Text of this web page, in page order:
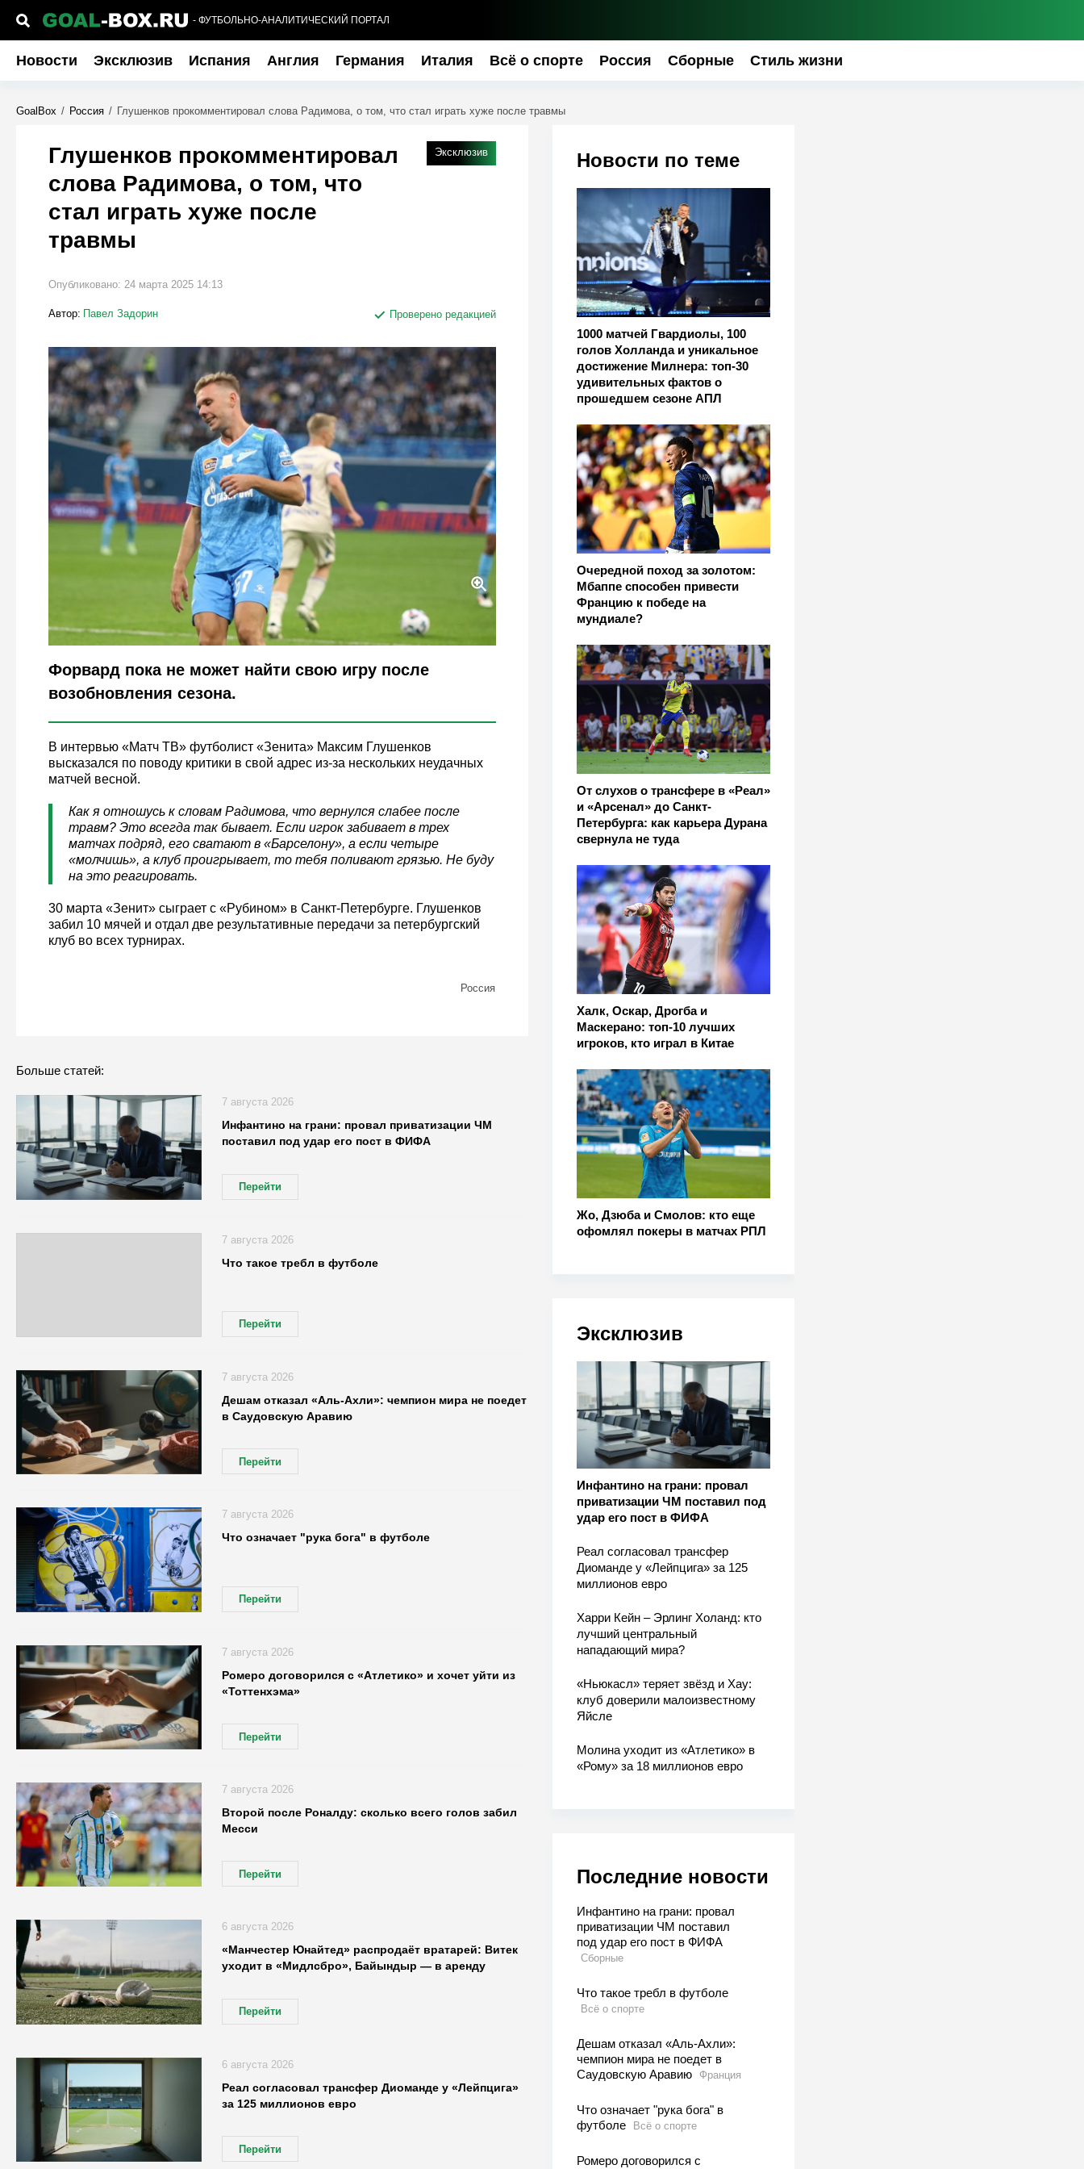
- ФУТБОЛЬНО-АНАЛИТИЧЕСКИЙ ПОРТАЛ
Новости Эксклюзив Испания Англия Германия Италия Всё о спорте Россия Сборные Стиль жизни
GoalBox / Россия / Глушенков прокомментировал слова Радимова, о том, что стал играть хуже после травмы
Новости по теме
1000 матчей Гвардиолы, 100
голов Холланда и уникальное
достижение Милнера: топ-30
удивительных фактов о
прошедшем сезоне АПЛ
Очередной поход за золотом:
Мбаппе способен привести
Францию к победе на
мундиале?
От слухов о трансфере в «Реал»
и «Арсенал» до Санкт-
Петербурга: как карьера Дурана
свернула не туда
Халк, Оскар, Дрогба и
Маскерано: топ-10 лучших
игроков, кто играл в Китае
Жо, Дзюба и Смолов: кто еще
офомлял покеры в матчах РПЛ
Эксклюзив
Инфантино на грани: провал
приватизации ЧМ поставил под
удар его пост в ФИФА
Реал согласовал трансфер
Диоманде у «Лейпцига» за 125
миллионов евро
Харри Кейн – Эрлинг Холанд: кто
лучший центральный
нападающий мира?
«Ньюкасл» теряет звёзд и Хау:
клуб доверили малоизвестному
Яйсле
Молина уходит из «Атлетико» в
«Рому» за 18 миллионов евро
Последние новости
Инфантино на грани: провал
приватизации ЧМ поставил
под удар его пост в ФИФА
Сборные
Что такое требл в футболе
Всё о спорте
Дешам отказал «Аль-Ахли»:
чемпион мира не поедет в
Саудовскую Аравию
Франция
Что означает "рука бога" в
футболе
Всё о спорте
Ромеро договорился с
Эксклюзив
Глушенков прокомментировал
слова Радимова, о том, что
стал играть хуже после
травмы
Опубликовано: 24 марта 2025 14:13
Автор: Павел Задорин Проверено редакцией
Legion-Media
Форвард пока не может найти свою игру после
возобновления сезона.
В интервью «Матч ТВ» футболист «Зенита» Максим Глушенков
высказался по поводу критики в свой адрес из-за нескольких неудачных
матчей весной.
Как я отношусь к словам Радимова, что вернулся слабее после
травм? Это всегда так бывает. Если игрок забивает в трех
матчах подряд, его сватают в «Барселону», а если четыре
«молчишь», а клуб проигрывает, то тебя поливают грязью. Не буду
на это реагировать.
30 марта «Зенит» сыграет с «Рубином» в Санкт-Петербурге. Глушенков
забил 10 мячей и отдал две результативные передачи за петербургский
клуб во всех турнирах.
Россия
Больше статей:
Инфантино на грани: провал приватизации ЧМ
поставил под удар его пост в ФИФА
Перейти
7 августа 2026
Что такое требл в футболе
Перейти
7 августа 2026
Дешам отказал «Аль-Ахли»: чемпион мира не поедет
в Саудовскую Аравию
Перейти
7 августа 2026
Что означает "рука бога" в футболе
Перейти
7 августа 2026
Ромеро договорился с «Атлетико» и хочет уйти из
«Тоттенхэма»
Перейти
7 августа 2026
Второй после Роналду: сколько всего голов забил
Месси
Перейти
7 августа 2026
«Манчестер Юнайтед» распродаёт вратарей: Витек
уходит в «Мидлсбро», Байындыр — в аренду
Перейти
6 августа 2026
Реал согласовал трансфер Диоманде у «Лейпцига»
за 125 миллионов евро
Перейти
6 августа 2026